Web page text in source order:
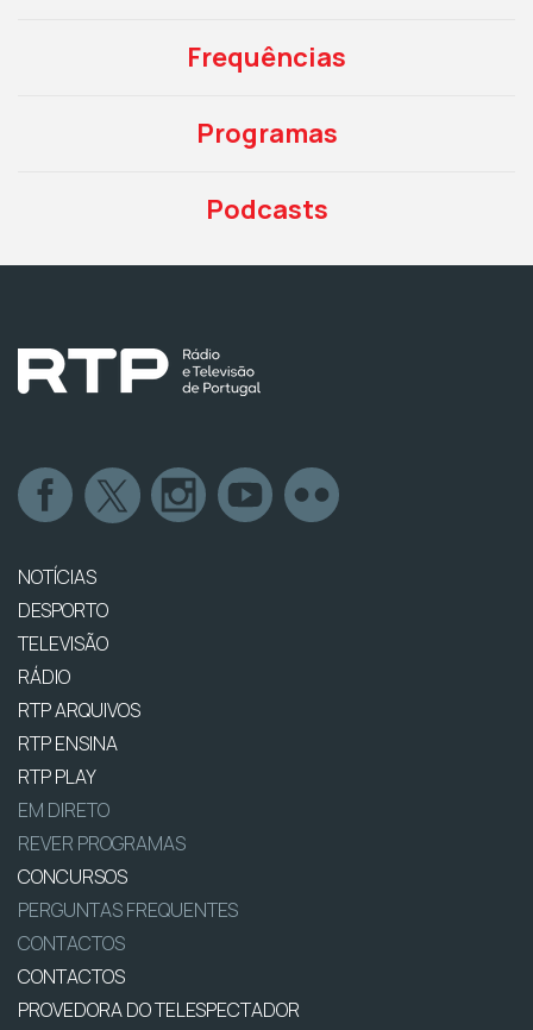
Frequências
Programas
Podcasts
NOTÍCIAS
DESPORTO
TELEVISÃO
RÁDIO
RTP ARQUIVOS
RTP ENSINA
RTP PLAY
EM DIRETO
REVER PROGRAMAS
CONCURSOS
PERGUNTAS FREQUENTES
CONTACTOS
CONTACTOS
PROVEDORA DO TELESPECTADOR